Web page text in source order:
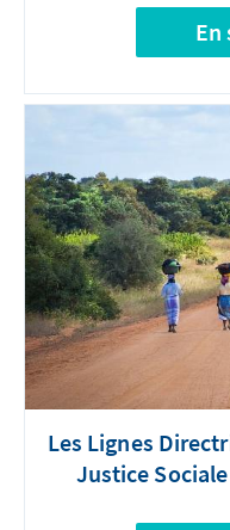
En
Les Lignes
Justice